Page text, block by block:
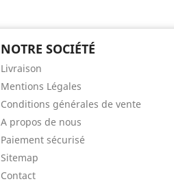
NOTRE SOCIÉTÉ
Livraison
Mentions Légales
Conditions générales de vente
A propos de nous
Paiement sécurisé
Sitemap
Contact